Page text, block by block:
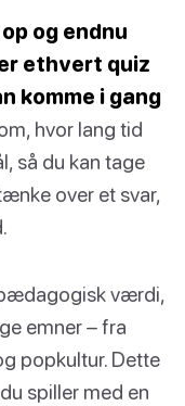
og endnu
ethvert quiz
komme i gang
hvor lang tid
så du kan tage
over et svar,
værdi,
emner – fra
popkultur. Dette
spiller med en